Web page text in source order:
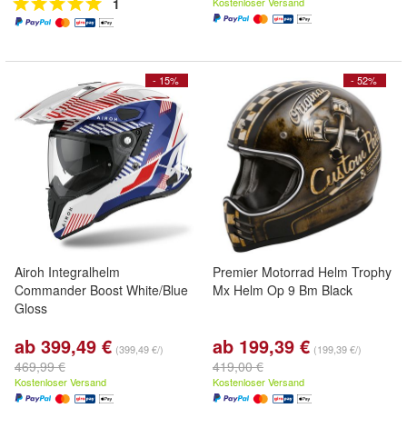
1
- 15%
Airoh Integralhelm
Commander Boost White/Blue
Gloss
ab 399,49 € (399,49 €/)
469,99 €
Kostenloser Versand
- 52%
Premier Motorrad Helm Trophy
Mx Helm Op 9 Bm Black
ab 199,39 € (199,39 €/)
419,00 €
Kostenloser Versand